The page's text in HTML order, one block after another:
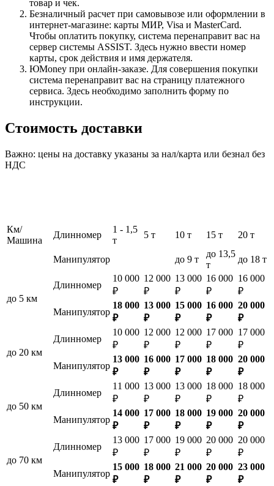
товар и чек.
Безналичный расчет при самовывозе или оформлении в
интернет-магазине: карты МИР, Visa и MasterCard.
Чтобы оплатить покупку, система перенаправит вас на
сервер системы ASSIST. Здесь нужно ввести номер
карты, срок действия и имя держателя.
ЮMoney при онлайн-заказе. Для совершения покупки
система перенаправит вас на страницу платежного
сервиса. Здесь необходимо заполнить форму по
инструкции.
Стоимость доставки
Важно: цены на доставку указаны за нал/карта или безнал без
НДС
Км/
Машина
Длинномер
1 - 1,5
т
5 т 10 т 15 т 20 т
Манипулятор до 9 т
до 13,5
т
до 18 т
до 5 км
Длинномер
10 000
₽
12 000
₽
13 000
₽
16 000
₽
16 000
₽
Манипулятор
18 000
₽
13 000
₽
15 000
₽
16 000
₽
20 000
₽
до 20 км
Длинномер
10 000
₽
12 000
₽
12 000
₽
17 000
₽
17 000
₽
Манипулятор
13 000
₽
16 000
₽
17 000
₽
18 000
₽
20 000
₽
до 50 км
Длинномер
11 000
₽
13 000
₽
13 000
₽
18 000
₽
18 000
₽
Манипулятор
14 000
₽
17 000
₽
18 000
₽
19 000
₽
20 000
₽
до 70 км
Длинномер
13 000
₽
17 000
₽
19 000
₽
20 000
₽
20 000
₽
Манипулятор
15 000
₽
18 000
₽
21 000
₽
20 000
₽
23 000
₽